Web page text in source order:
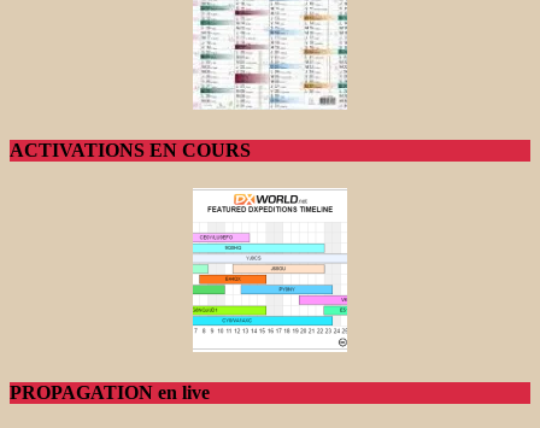
ACTIVATIONS EN COURS
PROPAGATION en live